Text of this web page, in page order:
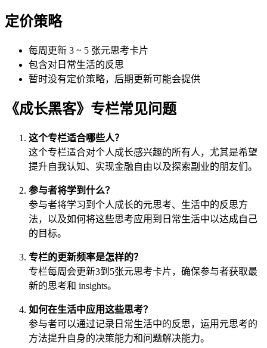
定价策略
每周更新 3 ~ 5 张元思考卡片
包含对日常生活的反思
暂时没有定价策略，后期更新可能会提供
《成长黑客》专栏常见问题
这个专栏适合哪些人？
这个专栏适合对个人成长感兴趣的所有人，尤其是希望
提升自我认知、实现金融自由以及探索副业的朋友们。
参与者将学到什么？
参与者将学习到个人成长的元思考、生活中的反思方
法，以及如何将这些思考应用到日常生活中以达成自己
的目标。
专栏的更新频率是怎样的？
专栏每周会更新3到5张元思考卡片，确保参与者获取最
新的思考和 insights。
如何在生活中应用这些思考？
参与者可以通过记录日常生活中的反思，运用元思考的
方法提升自身的决策能力和问题解决能力。